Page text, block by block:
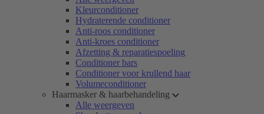
Kleurconditioner
Hydraterende conditioner
Anti-roos conditioner
Anti-kroes conditioner
Afzetting & reparatiespoeling
Conditioner bars
Conditioner voor krullend haar
Volumeconditioner
Haarmasker & haarbehandeling
Alle weergeven